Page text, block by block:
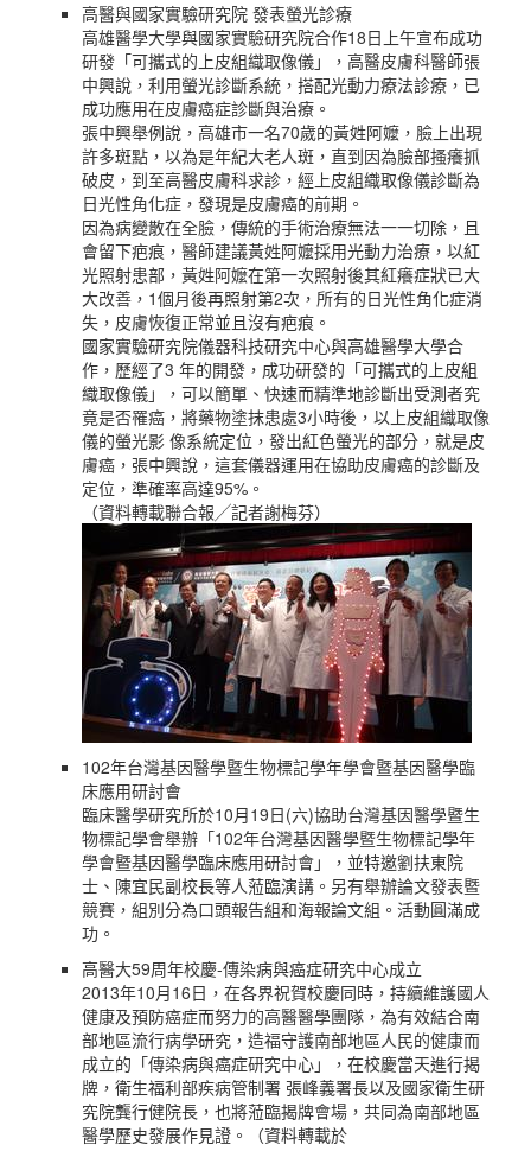
高醫與國家實驗研究院 發表螢光診療
高雄醫學大學與國家實驗研究院合作18日上午宣布成功
研發「可攜式的上皮組織取像儀」，高醫皮膚科醫師張
中興說，利用螢光診斷系統，搭配光動力療法診療，已
成功應用在皮膚癌症診斷與治療。
張中興舉例說，高雄市一名70歲的黃姓阿嬤，臉上出現
許多斑點，以為是年紀大老人斑，直到因為臉部搔癢抓
破皮，到至高醫皮膚科求診，經上皮組織取像儀診斷為
日光性角化症，發現是皮膚癌的前期。
因為病變散在全臉，傳統的手術治療無法一一切除，且
會留下疤痕，醫師建議黃姓阿嬤採用光動力治療，以紅
光照射患部，黃姓阿嬤在第一次照射後其紅癢症狀已大
大改善，1個月後再照射第2次，所有的日光性角化症消
失，皮膚恢復正常並且沒有疤痕。
國家實驗研究院儀器科技研究中心與高雄醫學大學合
作，歷經了3 年的開發，成功研發的「可攜式的上皮組
織取像儀」，可以簡單、快速而精準地診斷出受測者究
竟是否罹癌，將藥物塗抹患處3小時後，以上皮組織取像
儀的螢光影 像系統定位，發出紅色螢光的部分，就是皮
膚癌，張中興說，這套儀器運用在協助皮膚癌的診斷及
定位，準確率高達95%。
（資料轉載聯合報╱記者謝梅芬）
102年台灣基因醫學暨生物標記學年學會暨基因醫學臨
床應用研討會
臨床醫學研究所於10月19日(六)協助台灣基因醫學暨生
物標記學會舉辦「102年台灣基因醫學暨生物標記學年
學會暨基因醫學臨床應用研討會」，並特邀劉扶東院
士、陳宜民副校長等人蒞臨演講。另有舉辦論文發表暨
競賽，組別分為口頭報告組和海報論文組。活動圓滿成
功。
高醫大59周年校慶-傳染病與癌症研究中心成立
2013年10月16日，在各界祝賀校慶同時，持續維護國人
健康及預防癌症而努力的高醫醫學團隊，為有效結合南
部地區流行病學研究，造福守護南部地區人民的健康而
成立的「傳染病與癌症研究中心」，在校慶當天進行揭
牌，衛生福利部疾病管制署 張峰義署長以及國家衛生研
究院龔行健院長，也將蒞臨揭牌會場，共同為南部地區
醫學歷史發展作見證。（資料轉載於